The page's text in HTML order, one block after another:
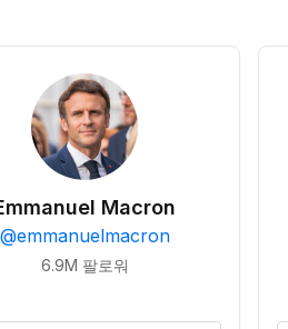
Macron
@emmanuelmacron
6.9M 팔로워